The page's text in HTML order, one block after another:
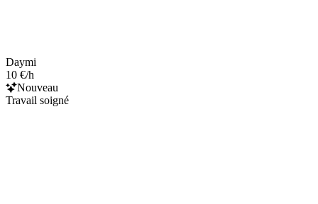
Daymi
10 €/h
Nouveau
Travail soigné